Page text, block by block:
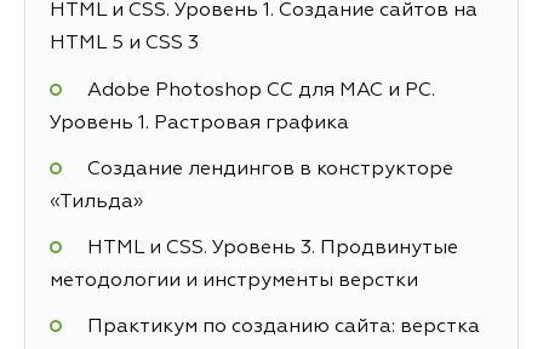
HTML и CSS. Уровень 1. Создание сайтов на
HTML 5 и СSS 3
Adobe Photoshop CC для MAC и PC.
Уровень 1. Растровая графика
Создание лендингов в конструкторе
«Тильда»
HTML и CSS. Уровень 3. Продвинутые
методологии и инструменты верстки
Практикум по созданию сайта: верстка